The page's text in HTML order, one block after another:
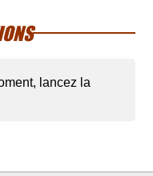
lancez la